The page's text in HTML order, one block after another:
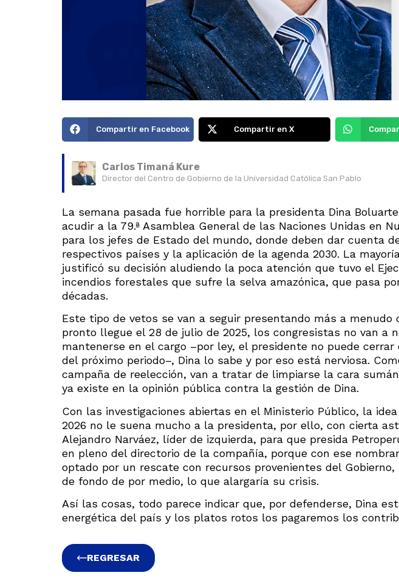
Compartir en Facebook Compartir en X
Carlos Timaná Kure
Director del Centro de Gobierno de la Universidad Católica San Pablo
La semana pasada fue horrible para la presidenta Dina
acudir a la 79.ª Asamblea General de las Naciones Unidas en
para los jefes de Estado del mundo, donde deben dar cuenta
respectivos países y la aplicación de la agenda 2030. La
justificó su decisión aludiendo la poca atención que tuvo el
incendios forestales que sufre la selva amazónica, que pasa
décadas.
Este tipo de vetos se van a seguir presentando más a menudo
pronto llegue el 28 de julio de 2025, los congresistas no van a
mantenerse en el cargo –por ley, el presidente no puede cerrar
del próximo periodo–, Dina lo sabe y por eso está nerviosa.
campaña de reelección, van a tratar de limpiarse la cara
ya existe en la opinión pública contra la gestión de Dina.
Con las investigaciones abiertas en el Ministerio Público, la
2026 no le suena mucho a la presidenta, por ello, con cierta
Alejandro Narváez, líder de izquierda, para que presida
en pleno del directorio de la compañía, porque con ese
optado por un rescate con recursos provenientes del
de fondo de por medio, lo que alargaría su crisis.
Así las cosas, todo parece indicar que, por defenderse, Dina
energética del país y los platos rotos los pagaremos los
REGRESAR